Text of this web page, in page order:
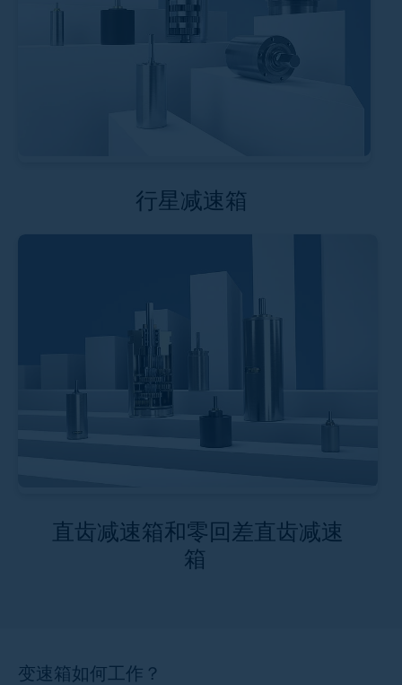
行星减速箱
直齿减速箱和零回差直齿减速
箱
变速箱如何工作？